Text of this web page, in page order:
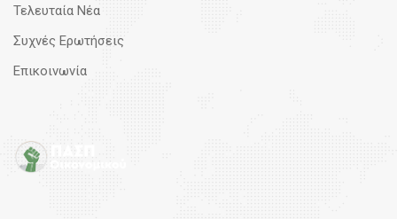
Τελευταία Νέα
Συχνές Ερωτήσεις
Επικοινωνία